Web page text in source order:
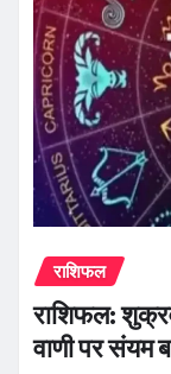
राशिफल
राशिफल:
वाणी पर संयम